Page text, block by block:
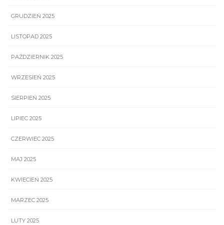
GRUDZIEŃ 2025
LISTOPAD 2025
PAŹDZIERNIK 2025
WRZESIEŃ 2025
SIERPIEŃ 2025
LIPIEC 2025
CZERWIEC 2025
MAJ 2025
KWIECIEŃ 2025
MARZEC 2025
LUTY 2025